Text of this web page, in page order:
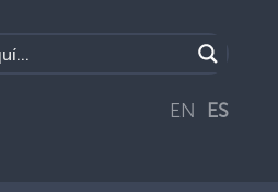
EN ES